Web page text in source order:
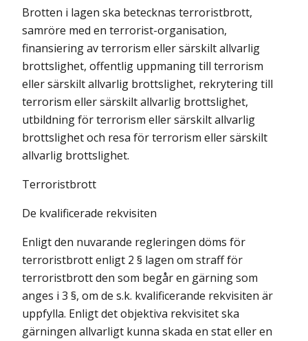
Brotten i lagen ska betecknas terroristbrott,
samröre med en terrorist-organisation,
finansiering av terrorism eller särskilt allvarlig
brottslighet, offentlig uppmaning till terrorism
eller särskilt allvarlig brottslighet, rekrytering till
terrorism eller särskilt allvarlig brottslighet,
utbildning för terrorism eller särskilt allvarlig
brottslighet och resa för terrorism eller särskilt
allvarlig brottslighet.
Terroristbrott
De kvalificerade rekvisiten
Enligt den nuvarande regleringen döms för
terroristbrott enligt 2 § lagen om straff för
terroristbrott den som begår en gärning som
anges i 3 §, om de s.k. kvalificerande rekvisiten är
uppfylla. Enligt det objektiva rekvisitet ska
gärningen allvarligt kunna skada en stat eller en